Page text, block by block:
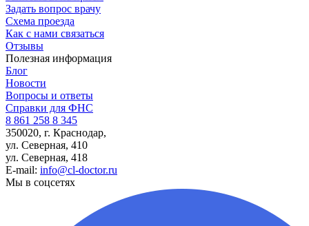
Задать вопрос врачу
Схема проезда
Как с нами связаться
Отзывы
Полезная информация
Блог
Новости
Вопросы и ответы
Справки для ФНС
8 861 258 8 345
350020, г. Краснодар,
ул. Северная, 410
ул. Северная, 418
E-mail: info@cl-doctor.ru
Мы в соцсетях